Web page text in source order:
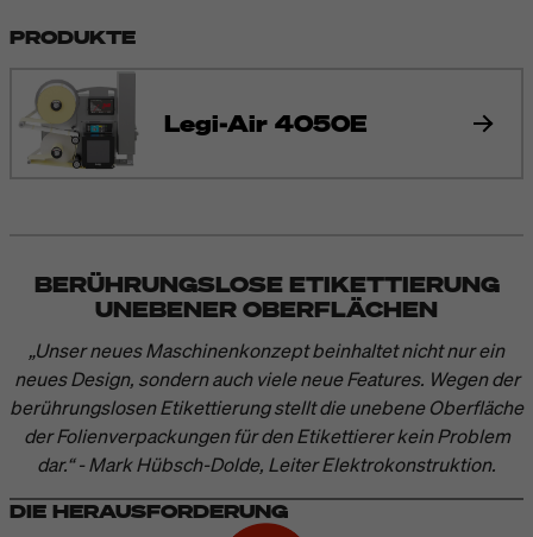
PRODUKTE
Legi-Air 4050E
BERÜHRUNGSLOSE ETIKETTIERUNG
UNEBENER OBERFLÄCHEN
„Unser neues Maschinenkonzept beinhaltet nicht nur ein
neues Design, sondern auch viele neue Features. Wegen der
berührungslosen Etikettierung stellt die unebene Oberfläche
der Folienverpackungen für den Etikettierer kein Problem
dar.“ - Mark Hübsch-Dolde, Leiter Elektrokonstruktion.
DIE HERAUSFORDERUNG